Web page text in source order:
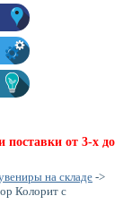
от 3-х до
на складе ->
Колорит с